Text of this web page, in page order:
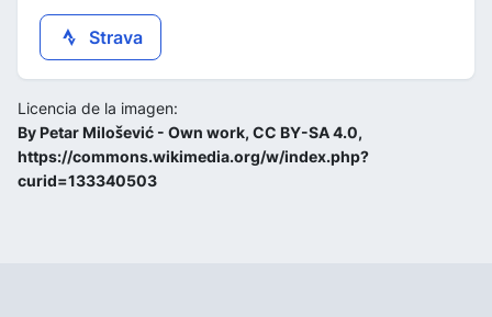
Strava
Licencia de la imagen:
By Petar Milošević - Own work, CC BY-SA 4.0,
https://commons.wikimedia.org/w/index.php?
curid=133340503